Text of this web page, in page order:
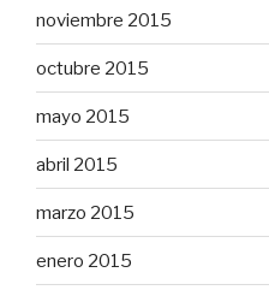
noviembre 2015
octubre 2015
mayo 2015
abril 2015
marzo 2015
enero 2015